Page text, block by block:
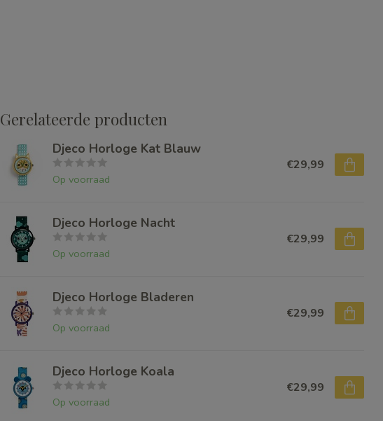
Gerelateerde producten
Djeco Horloge Kat Blauw
Op voorraad
€29,99
Djeco Horloge Nacht
Op voorraad
€29,99
Djeco Horloge Bladeren
Op voorraad
€29,99
Djeco Horloge Koala
Op voorraad
€29,99